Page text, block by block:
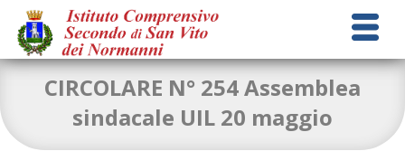
CIRCOLARE N° 254 Assemblea
sindacale UIL 20 maggio